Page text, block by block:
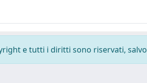
e tutti i diritti sono riservati,